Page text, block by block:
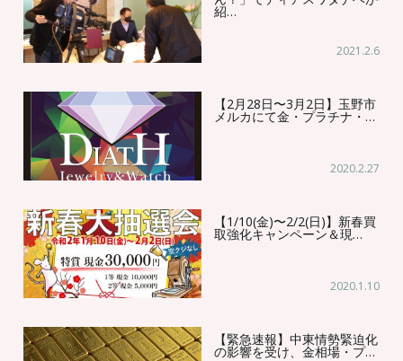
紹…
2021.2.6
【2月28日〜3月2日】玉野市
メルカにて金・プラチナ・…
2020.2.27
【1/10(金)〜2/2(日)】新春買
取強化キャンペーン＆現…
2020.1.10
【緊急速報】中東情勢緊迫化
の影響を受け、金相場・プ…